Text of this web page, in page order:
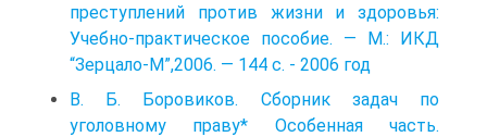
преступлений против жизни и здоровья:
Учебно-практическое пособие. — М.: ИКД
“Зерцало-М”,2006. — 144 с. - 2006 год
В. Б. Боровиков. Сборник задач по
уголовному праву* Особенная часть.